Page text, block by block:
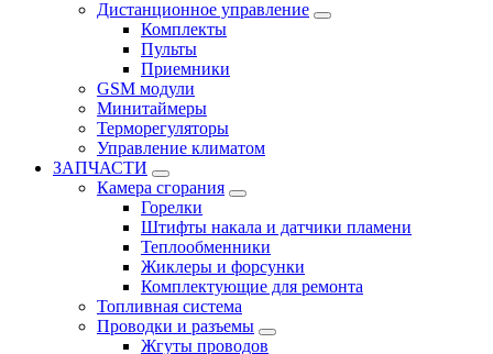
Дистанционное управление
Комплекты
Пульты
Приемники
GSM модули
Минитаймеры
Терморегуляторы
Управление климатом
ЗАПЧАСТИ
Камера сгорания
Горелки
Штифты накала и датчики пламени
Теплообменники
Жиклеры и форсунки
Комплектующие для ремонта
Топливная система
Проводки и разъемы
Жгуты проводов